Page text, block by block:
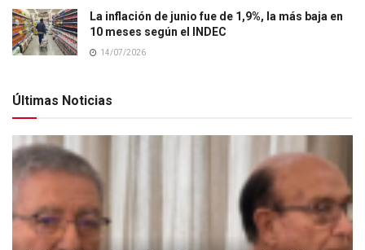
La inflación de junio fue de 1,9%, la más baja en
10 meses según el INDEC
14/07/2026
Últimas Noticias